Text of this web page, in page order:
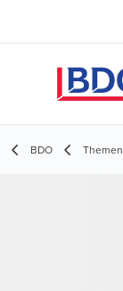
BDO Themen